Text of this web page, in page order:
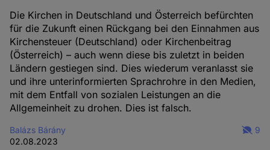
Die Kirchen in Deutschland und Österreich befürchten
für die Zukunft einen Rückgang bei den Einnahmen aus
Kirchensteuer (Deutschland) oder Kirchenbeitrag
(Österreich) – auch wenn diese bis zuletzt in beiden
Ländern gestiegen sind. Dies wiederum veranlasst sie
und ihre unterinformierten Sprachrohre in den Medien,
mit dem Entfall von sozialen Leistungen an die
Allgemeinheit zu drohen. Dies ist falsch.
Balázs Bárány
02.08.2023
9